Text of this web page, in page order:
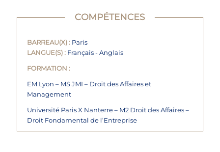
COMPÉTENCES
BARREAU(X) :Paris
LANGUE(S) :Français - Anglais
FORMATION :
EM Lyon – MS JMI – Droit des Affaires et
Management
Université Paris X Nanterre – M2 Droit des Affaires –
Droit Fondamental de l’Entreprise